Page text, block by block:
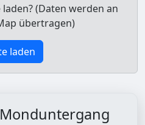
(Daten werden an
übertragen)
laden